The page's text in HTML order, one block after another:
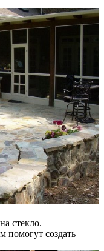
стекло.
помогут создать